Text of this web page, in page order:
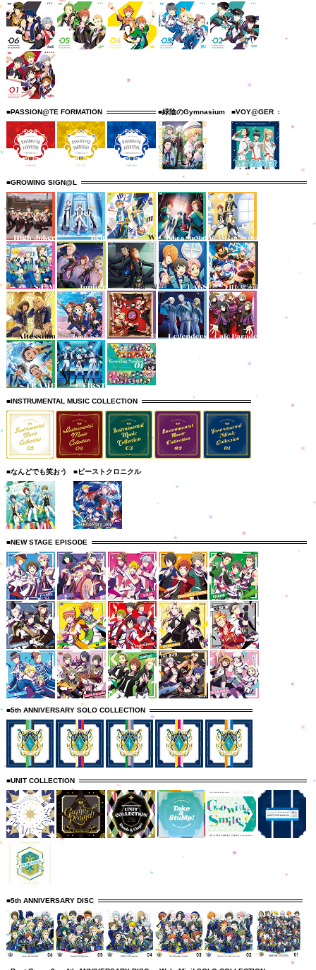
■PASSION@TE FORMATION ■緑陰のGymnasium ■VOY@GER
■GROWING SIGN@L
■INSTRUMENTAL MUSIC COLLECTION
■なんどでも笑おう ■ビーストクロニクル
■NEW STAGE EPISODE
■5th ANNIVERSARY SOLO COLLECTION
■UNIT COLLECTION
■5th ANNIVERSARY DISC